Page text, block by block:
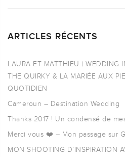
ARTICLES RÉCENTS
LAURA ET MATTHIEU | WEDDING
THE QUIRKY & LA MARIÉE AUX
QUOTIDIEN
Cameroun – Destination Wedding
Thanks 2017 ! Un condensé de
Merci vous ❤️ – Mon passage sur
MON SHOOTING D’INSPIRATION